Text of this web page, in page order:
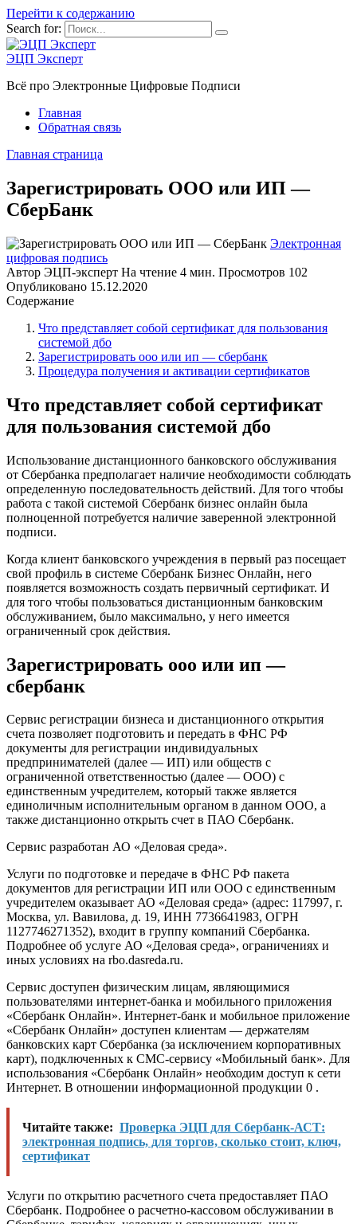
Перейти к содержанию
Search for:
ЭЦП Эксперт
Всё про Электронные Цифровые Подписи
Главная
Обратная связь
Главная страница
Зарегистрировать ООО или ИП —
СберБанк
Электронная
цифровая подпись
Автор ЭЦП-эксперт На чтение 4 мин. Просмотров 102
Опубликовано 15.12.2020
Содержание
Что представляет собой сертификат для пользования
системой дбо
Зарегистрировать ооо или ип — сбербанк
Процедура получения и активации сертификатов
Что представляет собой сертификат
для пользования системой дбо
Использование дистанционного банковского обслуживания
от Сбербанка предполагает наличие необходимости соблюдать
определенную последовательность действий. Для того чтобы
работа с такой системой Сбербанк бизнес онлайн была
полноценной потребуется наличие заверенной электронной
подписи.
Когда клиент банковского учреждения в первый раз посещает
свой профиль в системе Сбербанк Бизнес Онлайн, него
появляется возможность создать первичный сертификат. И
для того чтобы пользоваться дистанционным банковским
обслуживанием, было максимально, у него имеется
ограниченный срок действия.
Зарегистрировать ооо или ип —
сбербанк
Сервис регистрации бизнеса и дистанционного открытия
счета позволяет подготовить и передать в ФНС РФ
документы для регистрации индивидуальных
предпринимателей (далее — ИП) или обществ с
ограниченной ответственностью (далее — ООО) с
единственным учредителем, который также является
единоличным исполнительным органом в данном ООО, а
также дистанционно открыть счет в ПАО Сбербанк.
Сервис разработан АО «Деловая среда».
Услуги по подготовке и передаче в ФНС РФ пакета
документов для регистрации ИП или ООО с единственным
учредителем оказывает АО «Деловая среда» (адрес: 117997, г.
Москва, ул. Вавилова, д. 19, ИНН 7736641983, ОГРН
1127746271352), входит в группу компаний Сбербанка.
Подробнее об услуге АО «Деловая среда», ограничениях и
иных условиях на rbo.dasreda.ru.
Сервис доступен физическим лицам, являющимися
пользователями интернет-банка и мобильного приложения
«Сбербанк Онлайн». Интернет-банк и мобильное приложение
«Сбербанк Онлайн» доступен клиентам — держателям
банковских карт Сбербанка (за исключением корпоративных
карт), подключенных к СМС-сервису «Мобильный банк». Для
использования «Сбербанк Онлайн» необходим доступ к сети
Интернет. В отношении информационной продукции 0 .
Читайте также: Проверка ЭЦП для Сбербанк-АСТ:
электронная подпись, для торгов, сколько стоит, ключ,
сертификат
Услуги по открытию расчетного счета предоставляет ПАО
Сбербанк. Подробнее о расчетно-кассовом обслуживании в